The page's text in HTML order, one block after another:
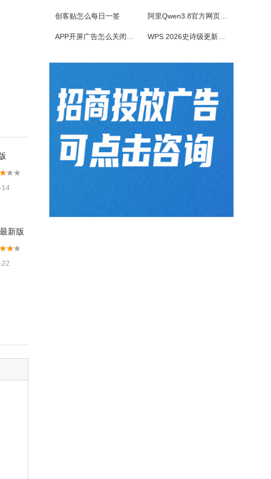
14
新版
创客贴怎么每日一签 阿里Qwen3.8官方网页版入口
APP开屏广告怎么关闭？3招彻底关闭跳转 WPS 2026史诗级更新！重构存储管理，深度融合AI应用